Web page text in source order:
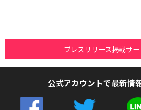
プレスリリース掲載サー
公式アカウントで最新情